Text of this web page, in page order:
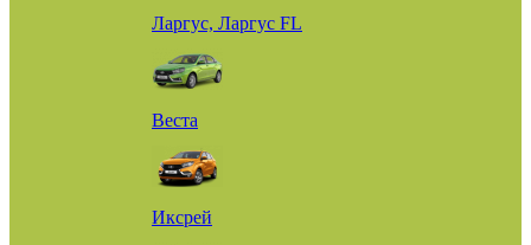
Ларгус, Ларгус FL
Веста
Иксрей